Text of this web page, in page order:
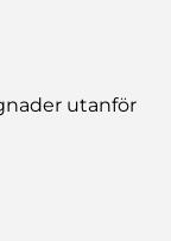
utanför